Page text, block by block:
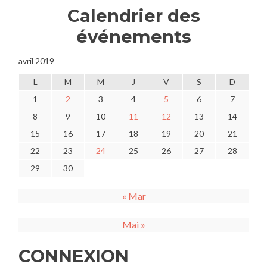
Calendrier des
événements
avril 2019
L M M J V S
D
1
2 3 4 5 6
7
8
9 10 11 12 13
14
15
16 17 18 19 20
21
22
23 24 25 26 27
28
29
30
« Mar
Mai »
CONNEXION